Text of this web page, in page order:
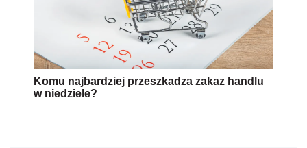
Komu najbardziej przeszkadza zakaz handlu
w niedziele?